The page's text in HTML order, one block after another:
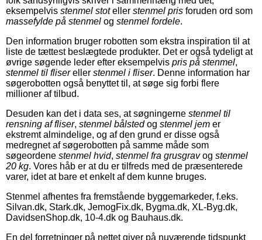
eksempelvis stenmel stoteller stenmel pris foruden ord som
massefylde på stenmel og stenmel fordele.
Den information bruger robotten som ekstra inspiration til at
liste de tættest beslægtede produkter. Det er også tydeligt at
øvrige søgende leder efter eksempelvis pris på stenmel,
stenmel til flisereller stenmel i fliser. Denne information har
søgerobotten også benyttet til, at søge sig forbi flere
millioner af tilbud.
Desuden kan det i data ses, at søgningerne stenmel til
rensning af fliser, stenmel bålstedog stenmel jem er
ekstremt almindelige, og af den grund er disse også
medregnet af søgerobotten på samme måde som
søgeordene stenmel hvid, stenmel fra grusgravog stenmel
20 kg. Vores håb er at du er tilfreds med de præsenterede
varer, idet at bare et enkelt af dem kunne bruges.
Stenmel afhentes fra fremstående byggemarkeder, f.eks.
Silvan.dk, Stark.dk, JemogFix.dk, Bygma.dk, XL-Byg.dk,
DavidsenShop.dk, 10-4.dk og Bauhaus.dk.
En del forretninger på nettet giver på nuværende tidspunkt